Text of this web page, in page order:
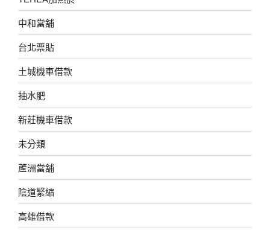
中和當舖
台北票貼
土城機車借款
抽水肥
新莊機車借款
未分類
蘆洲當舖
陰道緊縮
高雄借款